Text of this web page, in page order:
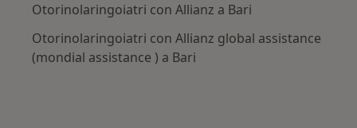
Otorinolaringoiatri con Allianz a Bari
Otorinolaringoiatri con Allianz global assistance
(mondial assistance ) a Bari